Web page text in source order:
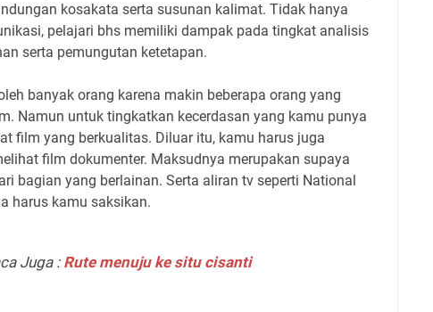
kosakata serta susunan kalimat. Tidak hanya
pelajari bhs memiliki dampak pada tingkat analisis
serta pemungutan ketetapan.
banyak orang karena makin beberapa orang yang
Namun untuk tingkatkan kecerdasan yang kamu punya
film yang berkualitas. Diluar itu, kamu harus juga
film dokumenter. Maksudnya merupakan supaya
bagian yang berlainan. Serta aliran tv seperti National
harus kamu saksikan.
Juga :Rute menuju ke situ cisanti